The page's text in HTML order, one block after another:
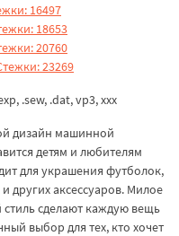
16497
18653
20760
23269
.sew, .dat, vp3, xxx
дизайн машинной
детям и любителям
для украшения футболок,
других аксессуаров. Милое
сделают каждую вещь
выбор для тех, кто хочет